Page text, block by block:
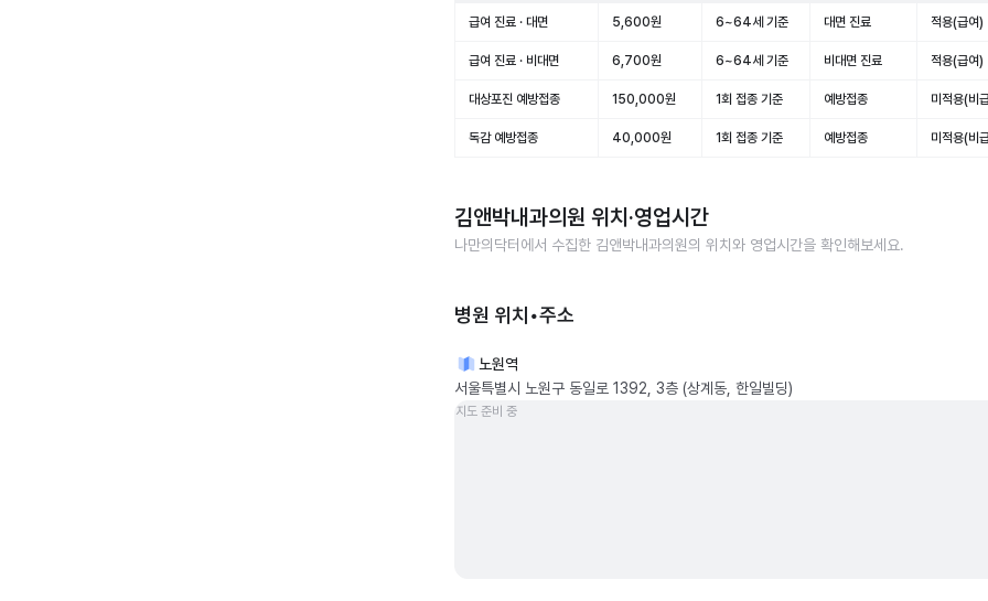
급여 진료 · 대면 5,600원 6~64세 기준 대면 진료 적용(급여)
급여 진료 · 비대면 6,700원 6~64세 기준 비대면 진료 적용(급여)
대상포진 예방접종 150,000원 1회 접종 기준 예방접종 미적용(비
독감 예방접종 40,000원 1회 접종 기준 예방접종 미적용(비
김앤박내과의원 위치·영업시간
나만의닥터에서 수집한 김앤박내과의원의 위치와 영업시간을 확인해보세요.
병원 위치•주소
노원역
서울특별시 노원구 동일로 1392, 3층 (상계동, 한일빌딩)
지도 준비 중